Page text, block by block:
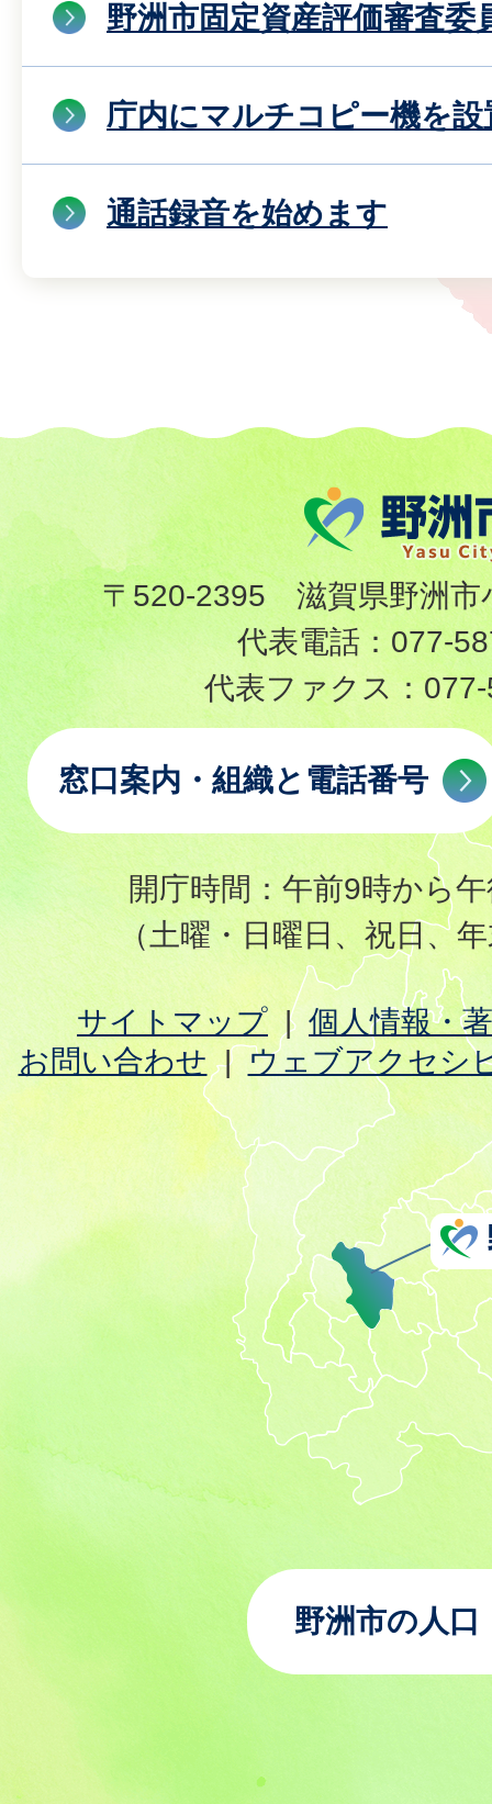
野洲市固定資産評価審査委
庁内にマルチコピー機を
通話録音を始めます
〒520-2395 滋賀県野洲市
代表電話： 077-
代表ファクス：
窓口案内・組織と電話番号
開庁時間：午前9時から
（土曜・日曜日、祝日、
サイトマップ
個人情報・
お問い合わせ
ウェブアクセシ
野洲市の人口